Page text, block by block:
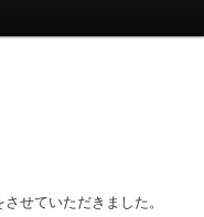
せていただきました。